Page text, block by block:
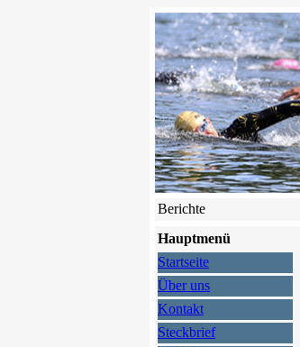
Berichte
Hauptmenü
Startseite
Über uns
Kontakt
Steckbrief